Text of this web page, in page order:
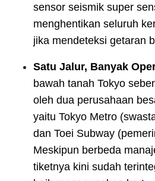
sensor seismik super
menghentikan seluruh
jika mendeteksi getaran
Satu Jalur, Banyak
bawah tanah Tokyo
oleh dua perusahaan
yaitu Tokyo Metro
dan Toei Subway
Meskipun berbeda
tiketnya kini sudah